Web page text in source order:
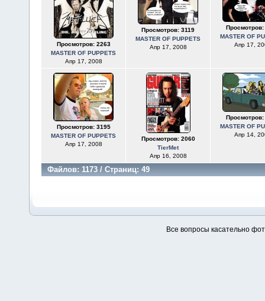
Просмотров: 2263
MASTER OF PUPPETS
Апр 17, 2008
Просмотров: 3119
MASTER OF PUPPETS
Апр 17, 2008
Просмотров:
MASTER OF
Апр 17,
Просмотров: 3195
MASTER OF PUPPETS
Апр 17, 2008
Просмотров: 2060
TierMet
Апр 16, 2008
Просмотров:
MASTER OF
Апр 14,
Файлов: 1173 / Страниц: 49
Все вопросы касательно